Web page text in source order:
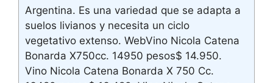
Argentina. Es una variedad que se adapta a
suelos livianos y necesita un ciclo
vegetativo extenso. WebVino Nicola Catena
Bonarda X750cc. 14950 pesos$ 14.950.
Vino Nicola Catena Bonarda X 750 Cc.